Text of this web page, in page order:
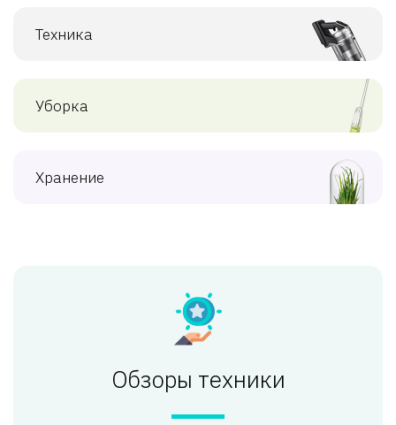
Техника
Уборка
Хранение
Обзоры техники